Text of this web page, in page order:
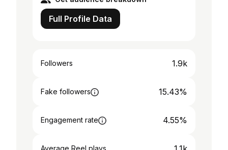
Full Profile Data
Followers 1.9k
Fake followers 15.43%
Engagement rate 4.55%
Average Reel plays